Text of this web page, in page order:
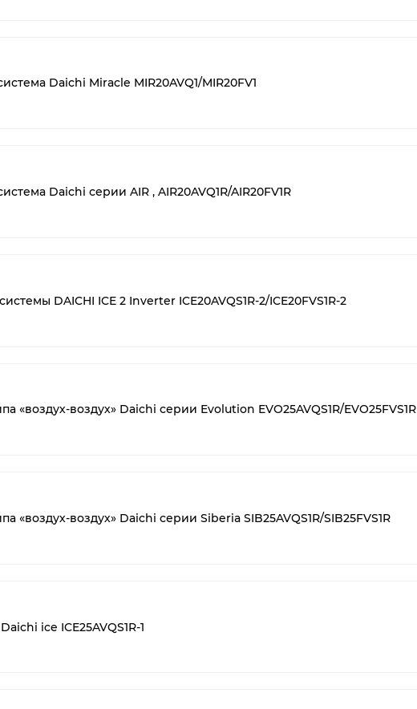
Daichi Miracle MIR20AVQ1/MIR20FV1
Daichi серии AIR , AIR20AVQ1R/AIR20FV1R
DAICHI ICE 2 Inverter ICE20AVQS1R-2/ICE20FVS1R-2
«воздух-воздух» Daichi серии Evolution EVO25AVQS1R/EVO25FVS1R
«воздух-воздух» Daichi серии Siberia SIB25AVQS1R/SIB25FVS1R
ice ICE25AVQS1R-1